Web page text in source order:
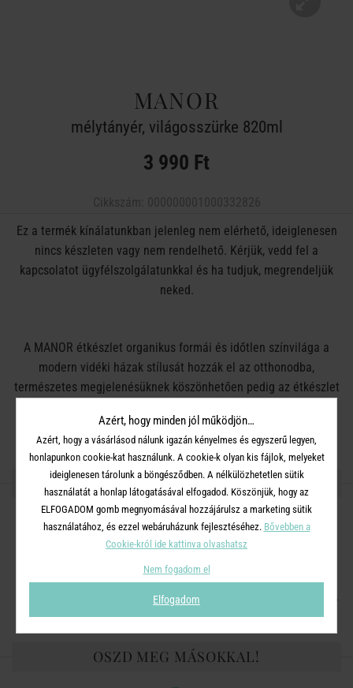
MANOR
mélytányér, világosszürke 820ml
3 990 Ft
Ez a termék kínálatunkban jelenleg nem elérhető, ideiglenesen
nincs készleten vagy nem rendelhető. Kérjük, vedd fel a
kapcsolatot ügyfélszolgálatunkkal és ha tudjuk, megrendeljük
neked.
A MANOR étkészlet organikus formái és időtlen színvilága a
modern vidéki házak stílusát hozzák el az otthonodba,
természetes megjelenésüknek köszönhetően pedig az étkészlet
termékcsalád minden egyes darabja egyedileg, kézzel készült,
így a színekben és formákban lehetnek kisebb eltérések.
RÉSZLETES INFORMÁCIÓK
Material:Kőedény
Ø 20 cm, Magasság 6 cm, Űrtartalom: 820 ml
Mosogatógépben mosható. Mikrohullámú sütőben használható.
OSZD MEG MÁSOKKAL!
Azért, hogy minden jól működjön…
Azért, hogy a vásárlásod nálunk igazán kényelmes és egyszerű legyen,
honlapunkon cookie-kat használunk. A cookie-k olyan kis fájlok, melyeket
ideiglenesen tárolunk a böngésződben. A nélkülözhetetlen sütik
használatát a honlap látogatásával elfogadod. Köszönjük, hogy az
ELFOGADOM gomb megnyomásával hozzájárulsz a marketing sütik
használatához, és ezzel webáruházunk fejlesztéséhez. Bővebben a
Cookie-król ide kattinva olvashatsz
Nem fogadom el
Elfogadom